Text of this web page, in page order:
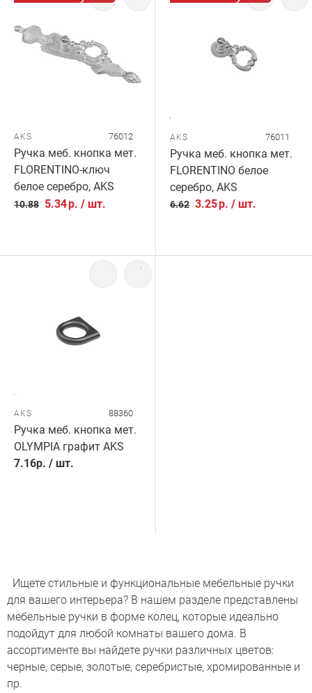
AKS 76012
Ручка меб. кнопка мет.
FLORENTINO-ключ
белое серебро, AKS
10.88 5.34р. / шт.
AKS 76011
Ручка меб. кнопка мет.
FLORENTINO белое
серебро, AKS
6.62 3.25р. / шт.
AKS 88360
Ручка меб. кнопка мет.
OLYMPIA графит AKS
7.16р. / шт.
Ищете стильные и функциональные мебельные ручки
для вашего интерьера? В нашем разделе представлены
мебельные ручки в форме колец, которые идеально
подойдут для любой комнаты вашего дома. В
ассортименте вы найдете ручки различных цветов:
черные, серые, золотые, серебристые, хромированные и
пр.